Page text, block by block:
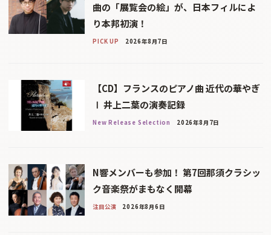
曲の「展覧会の絵」が、日本フィルによ
り本邦初演！
PICK UP 2026年8月7日
【CD】フランスのピアノ曲 近代の華やぎ
Ⅰ 井上二葉の演奏記録
New Release Selection 2026年8月7日
N響メンバーも参加！ 第7回那須クラシッ
ク音楽祭がまもなく開幕
注目公演 2026年8月6日